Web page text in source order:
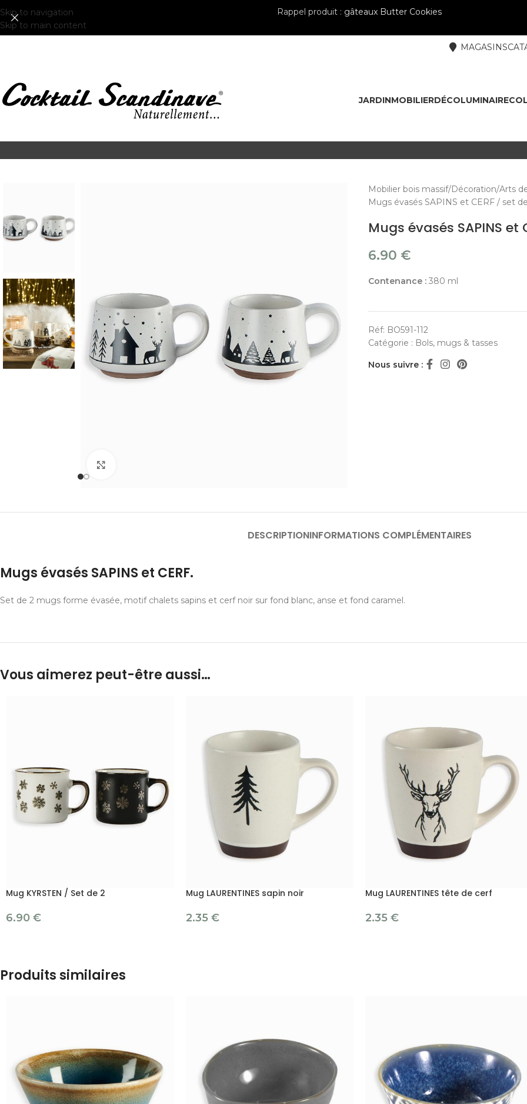
Skip to navigation
Skip to main content
Rappel produit : gâteaux Butter Cookies
MAGASINS
JARDINMOBILIERDÉCOLUMINAIRE
Mobilier bois massif Décoration Arts
Mugs évasés SAPINS et CERF / set
Mugs évasés SAPINS et
6.90 €
Contenance :380 ml
Réf: BO591-112
Catégorie : Bols, mugs & tasses
Nous suivre :
DESCRIPTIONINFORMATIONS COMPLÉMENTAIRES
Mugs évasés SAPINS et CERF.
Set de 2 mugs forme évasée, motif chalets sapins et cerf noir sur fond blanc, anse et fond caramel.
Vous aimerez peut-être aussi…
Mug KYRSTEN / Set de 2
6.90 €
Mug LAURENTINES sapin noir
2.35 €
Mug LAURENTINES tête de cerf
2.35 €
Produits similaires